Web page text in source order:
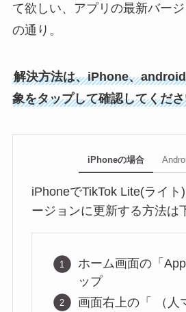
て欲しい、アプリの最新バー
の通り。
解決方法は、iPhone、
象をタップして確認してくだ
iPhoneの場合
iPhoneでTikTok Lite(ライ
ージョンに更新する方法は
ホーム画面の「
ップ
画面右上の「 （人